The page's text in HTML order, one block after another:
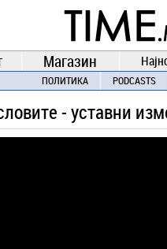
TIME.mk
ВЕСТИ
NEWS
Магазин
ПОЛИТИКА PODCASTS
- уставни